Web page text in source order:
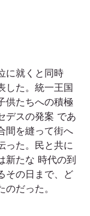
に就くと同時
した。統一王国
供たちへの積極
デスの発案 であ
間を縫って街へ
った。民と共に
新たな 時代の到
その日まで、ど
だった。